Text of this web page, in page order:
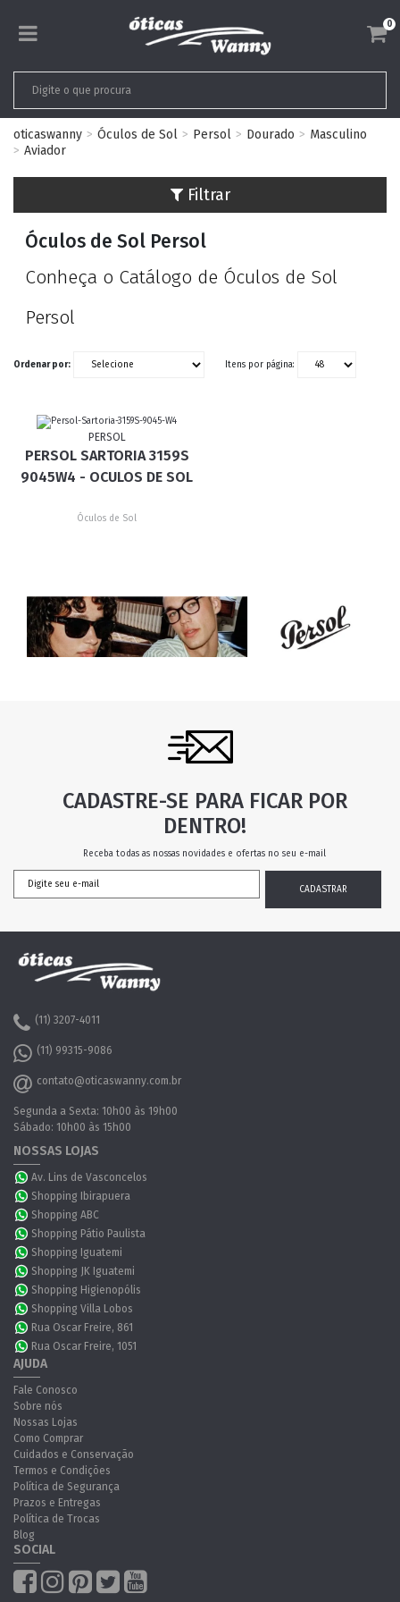
0
oticaswanny Óculos de Sol Persol Dourado
Masculino
Aviador
Filtrar
Óculos de Sol Persol
Conheça o Catálogo de Óculos de Sol
Persol
Ordenar por: Itens por página:
PERSOL
PERSOL SARTORIA 3159S
9045W4 - OCULOS DE SOL
Óculos de Sol
CADASTRE-SE PARA FICAR POR
DENTRO!
Receba todas as nossas novidades e ofertas no seu e-mail
(11) 3207-4011
(11) 99315-9086
contato@oticaswanny.com.br
Segunda a Sexta: 10h00 às 19h00
Sábado: 10h00 às 15h00
NOSSAS LOJAS
Av. Lins de Vasconcelos
Shopping Ibirapuera
Shopping ABC
Shopping Pátio Paulista
Shopping Iguatemi
Shopping JK Iguatemi
Shopping Higienopólis
Shopping Villa Lobos
Rua Oscar Freire, 861
Rua Oscar Freire, 1051
AJUDA
Fale Conosco
Sobre nós
Nossas Lojas
Como Comprar
Cuidados e Conservação
Termos e Condições
Política de Segurança
Prazos e Entregas
Política de Trocas
Blog
SOCIAL